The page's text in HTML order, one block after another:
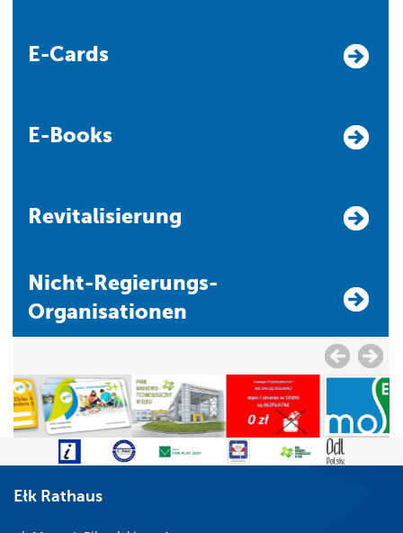
E-Cards
E-Books
Revitalisierung
Nicht-Regierungs-
Organisationen
Ełk Rathaus